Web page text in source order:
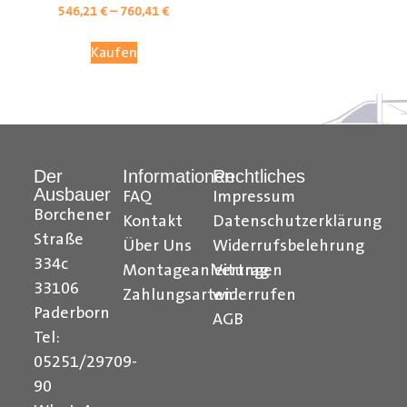
Citroen Berlingo Radkastenschutz, Citroen Jumpy
Radkastenschutz, Citroen Jumper Radkastenschutz,
Citroen Nemo Radkastenschutz, Dacia Dokker
Radkastenschutz, Fiat Doblo Cargo Radkastenschutz,
Fiat Scudo Radkastenschutz, Fiat Ducato
Radkastenschutz, Fiat Fiorino Radkastenschutz, Fiat
Talento Radkastenschutz, Ford Transit Courier
Radkastenschutz, Ford Connect Radkastenschutz, Ford
546,21€–760,41€
Kaufen
Der
Ausbauer
Borchener
Straße
334c
33106
Paderborn
Tel:
05251/29709-
90
Informationen
FAQ
Kontakt
Über Uns
Montageanleitungen
Zahlungsarten
Rechtliches
Impressum
Datenschutzerklärung
Widerrufsbelehrung
Vertrag
widerrufen
AGB